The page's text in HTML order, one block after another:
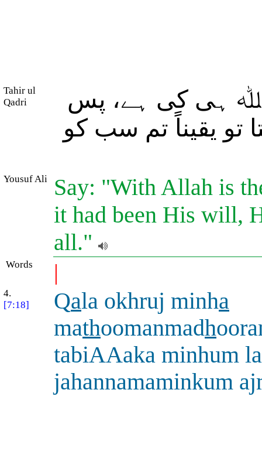
Tahir ul
Qadri
اﷲ ہی کی ہے، پس
تو یقیناً تم سب کو
Yousuf Ali
Say: "With Allah is
it had been His will,
all."
Words |
4.
[7:18]
Qala okhruj minha
mathoomanmadh
tabiAAaka minhum
jahannamaminkum